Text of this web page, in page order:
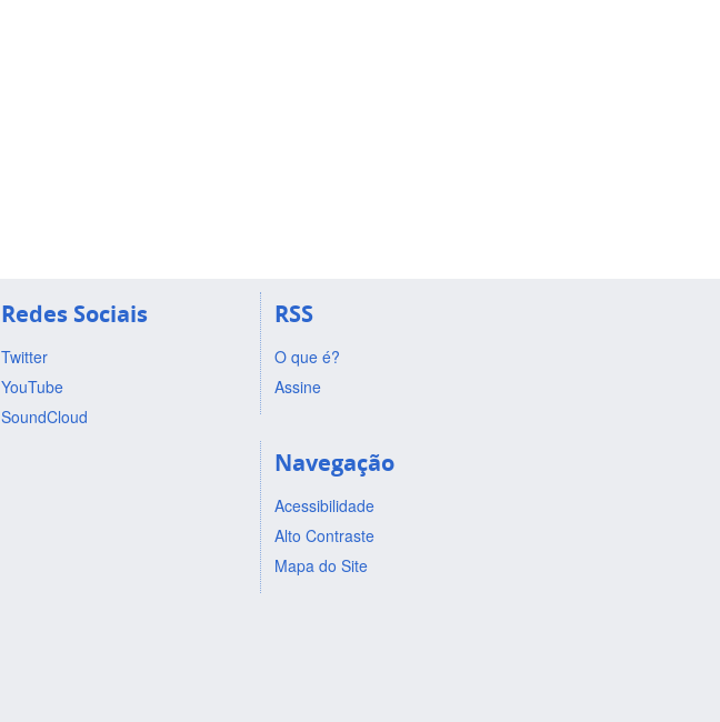
Redes Sociais
Twitter
YouTube
SoundCloud
RSS
O que é?
Assine
Navegação
Acessibilidade
Alto Contraste
Mapa do Site